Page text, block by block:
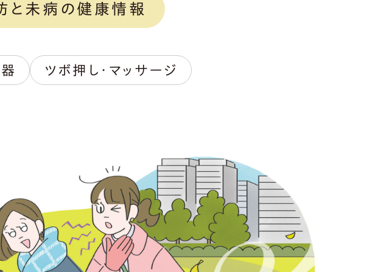
と未病の健康情報
ツボ押し・マッサージ